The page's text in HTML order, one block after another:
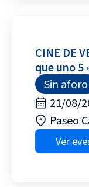
CINE DE
que uno 5
Sin aforo
21/08/
Paseo
Ver